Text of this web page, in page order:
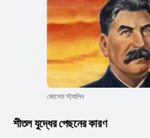
জোসেফ স্ট্যালিন
শীতল যুদ্ধের পেছনের কারণ